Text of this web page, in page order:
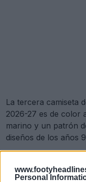
Personal
La tercera camiseta
2026-27 es de color
marino y un patrón
diseños de los años